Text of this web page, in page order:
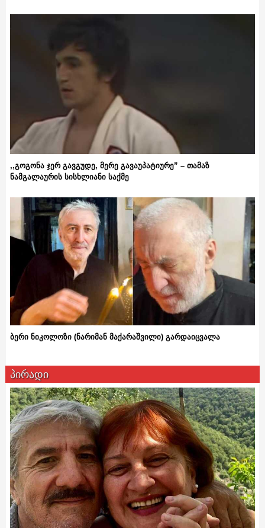
,,გოგონა ჯერ გავგუდე, მერე გავაუპატიურე” – თამაზ
ნამგალაურის სისხლიანი საქმე
ბერი ნიკოლოზი (ნარიმან მაქარაშვილი) გარდაიცვალა
პირადი